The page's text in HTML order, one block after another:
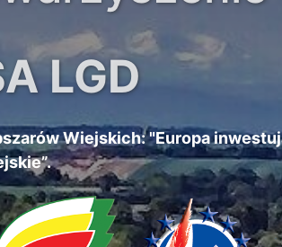
LGD
Wiejskich: "Europa